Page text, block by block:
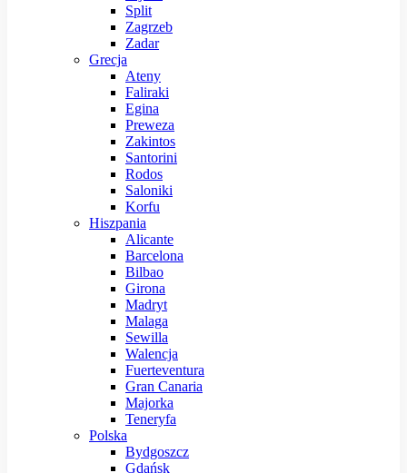
Split
Zagrzeb
Zadar
Grecja
Ateny
Faliraki
Egina
Preweza
Zakintos
Santorini
Rodos
Saloniki
Korfu
Hiszpania
Alicante
Barcelona
Bilbao
Girona
Madryt
Malaga
Sewilla
Walencja
Fuerteventura
Gran Canaria
Majorka
Teneryfa
Polska
Bydgoszcz
Gdańsk